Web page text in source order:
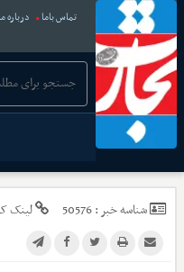
تماس باما درباره
شناسه خبر :50576 لینک